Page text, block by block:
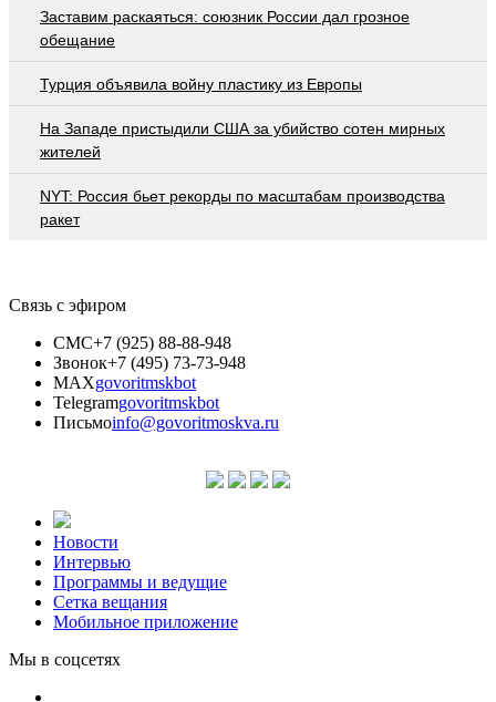
Заставим раскаяться: союзник России дал грозное
обещание
Турция объявила войну пластику из Европы
На Западе пристыдили США за убийство сотен мирных
жителей
NYT: Россия бьет рекорды по масштабам производства
ракет
Связь с эфиром
СМС+7 (925) 88-88-948
Звонок+7 (495) 73-73-948
MAXgovoritmskbot
Telegramgovoritmskbot
Письмоinfo@govoritmoskva.ru
Новости
Интервью
Программы и ведущие
Сетка вещания
Мобильное приложение
Мы в соцсетях